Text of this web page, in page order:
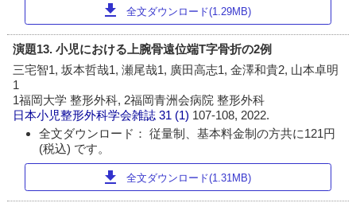
download 全文ダウンロード(1.29MB)
演題13. 小児における上腕骨遠位端T字骨折の2例
三宅智1, 坂本哲哉1, 瀬尾哉1, 廣田高志1, 金澤和貴2, 山本卓明
1
1福岡大学 整形外科, 2福岡青洲会病院 整形外科
日本小児整形外科学会雑誌 31 (1) 107-108, 2022.
全文ダウンロード： 従量制、基本料金制の方共に121円
(税込) です。
download 全文ダウンロード(1.31MB)